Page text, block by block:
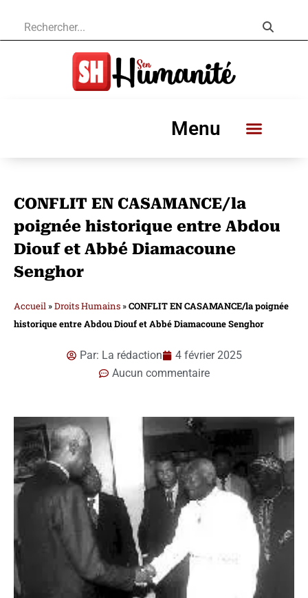
Menu
CONFLIT EN CASAMANCE/la
poignée historique entre Abdou
Diouf et Abbé Diamacoune
Senghor
Accueil »Droits Humains »CONFLIT EN CASAMANCE/la poignée
historique entre Abdou Diouf et Abbé Diamacoune Senghor
Par: La rédaction
4 février 2025
Aucun commentaire